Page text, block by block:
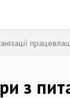
з